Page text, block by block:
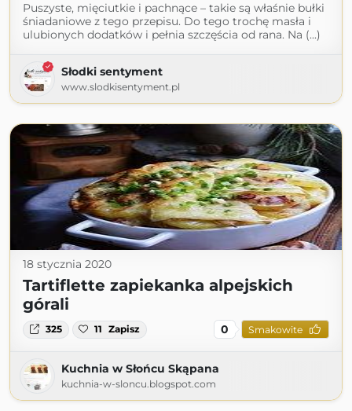
Puszyste, mięciutkie i pachnące – takie są właśnie bułki
śniadaniowe z tego przepisu. Do tego trochę masła i
ulubionych dodatków i pełnia szczęścia od rana. Na (...)
Słodki sentyment
www.slodkisentyment.pl
18 stycznia 2020
Tartiflette zapiekanka alpejskich
górali
325 11 Zapisz 0 Smakowite
Kuchnia w Słońcu Skąpana
kuchnia-w-sloncu.blogspot.com